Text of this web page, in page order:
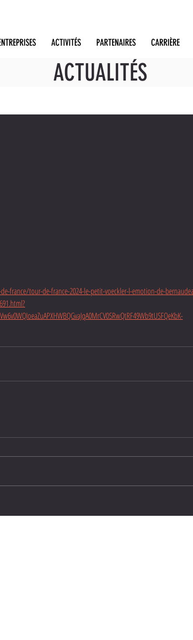
ACTIVITÉS PARTENAIRES CARRIÈRE
ACTUALITÉS
france/tour-de-france-2024-le-petit-voeckler-l-emotion-de-